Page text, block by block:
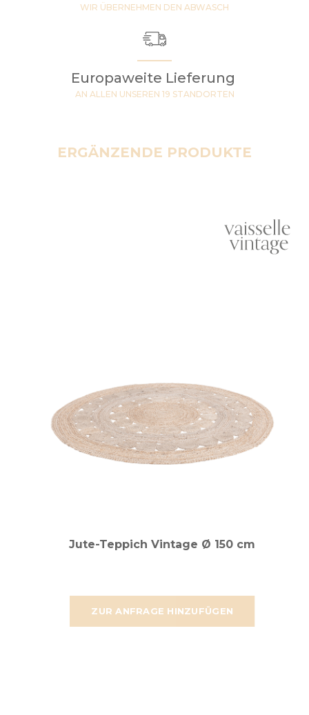
WIR ÜBERNEHMEN DEN ABWASCH
Europaweite Lieferung
AN ALLEN UNSEREN 19 STANDORTEN
ERGÄNZENDE PRODUKTE
ZUR ANFRAGE HINZUFÜGEN
Jute-Teppich Vintage Ø 150 cm